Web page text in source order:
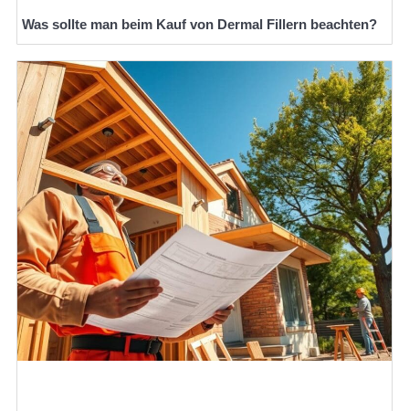
Was sollte man beim Kauf von Dermal Fillern beachten?